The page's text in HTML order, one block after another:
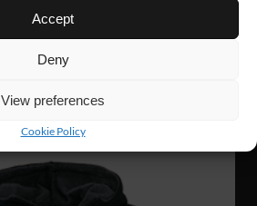
Accept
Deny
View preferences
Cookie Policy